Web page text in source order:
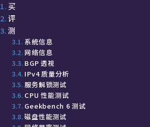
买
评
测
系统信息
网络信息
BGP 透视
IPv4 质量分析
服务解锁测试
CPU 性能测试
Geekbench 6 测试
磁盘性能测试